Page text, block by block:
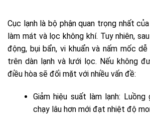
Cục lạnh là bộ phận quan trọng nhất
làm mát và lọc không khí. Tuy nhiên,
động, bụi bẩn, vi khuẩn và nấm mốc
trên dàn lạnh và lưới lọc. Nếu không
điều hòa sẽ đối mặt với nhiều vấn đề:
Giảm hiệu suất làm lạnh:
chạy lâu hơn mới đạt nhiệt độ